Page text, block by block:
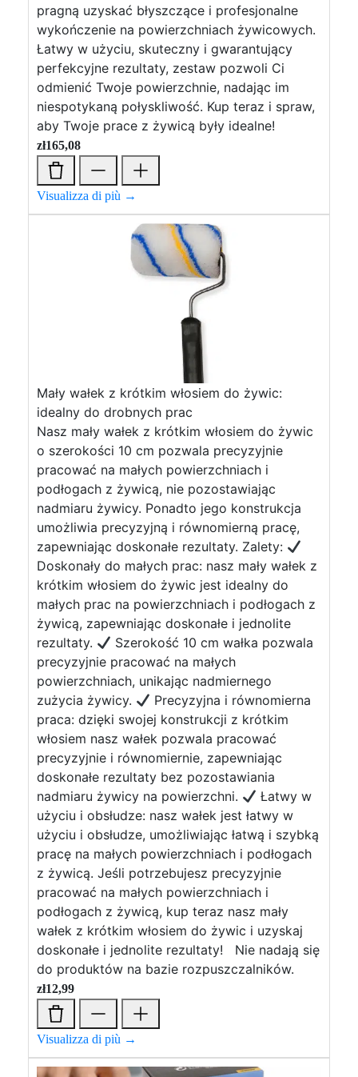
pragną uzyskać błyszczące i profesjonalne
wykończenie na powierzchniach żywicowych.
Łatwy w użyciu, skuteczny i gwarantujący
perfekcyjne rezultaty, zestaw pozwoli Ci
odmienić Twoje powierzchnie, nadając im
niespotykaną połyskliwość. Kup teraz i spraw,
aby Twoje prace z żywicą były idealne!
zł165,08
Visualizza di più →
Mały wałek z krótkim włosiem do żywic:
idealny do drobnych prac
Nasz mały wałek z krótkim włosiem do żywic
o szerokości 10 cm pozwala precyzyjnie
pracować na małych powierzchniach i
podłogach z żywicą, nie pozostawiając
nadmiaru żywicy. Ponadto jego konstrukcja
umożliwia precyzyjną i równomierną pracę,
zapewniając doskonałe rezultaty. Zalety:
Doskonały do małych prac: nasz mały wałek z
krótkim włosiem do żywic jest idealny do
małych prac na powierzchniach i podłogach z
żywicą, zapewniając doskonałe i jednolite
rezultaty.
Szerokość 10 cm wałka pozwala
precyzyjnie pracować na małych
powierzchniach, unikając nadmiernego
zużycia żywicy.
Precyzyjna i równomierna
praca: dzięki swojej konstrukcji z krótkim
włosiem nasz wałek pozwala pracować
precyzyjnie i równomiernie, zapewniając
doskonałe rezultaty bez pozostawiania
nadmiaru żywicy na powierzchni.
Łatwy w
użyciu i obsłudze: nasz wałek jest łatwy w
użyciu i obsłudze, umożliwiając łatwą i szybką
pracę na małych powierzchniach i podłogach
z żywicą. Jeśli potrzebujesz precyzyjnie
pracować na małych powierzchniach i
podłogach z żywicą, kup teraz nasz mały
wałek z krótkim włosiem do żywic i uzyskaj
doskonałe i jednolite rezultaty! Nie nadają się
do produktów na bazie rozpuszczalników.
zł12,99
Visualizza di più →